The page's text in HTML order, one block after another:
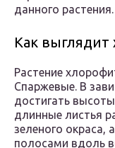
данного растения.
Как
Растение
Спаржевые. В
достигать
длинные листья
зеленого окраса,
полосами вдоль